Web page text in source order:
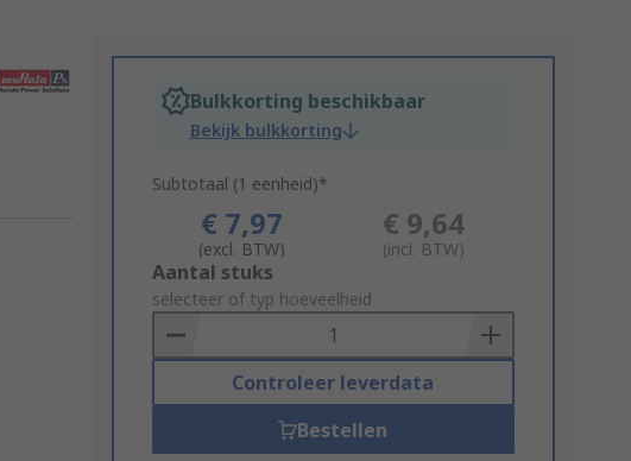
Bulkkorting beschikbaar
Bekijk bulkkorting
Subtotaal (1 eenheid)*
€ 7,97
(excl. BTW)
€ 9,64
(incl. BTW)
Add
to
Basket
Aantal stuks
selecteer of typ hoeveelheid
Controleer leverdata
Bestellen